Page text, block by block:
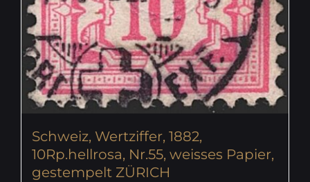
Schweiz, Wertziffer, 1882,
10Rp.hellrosa, Nr.55, weisses Papier,
gestempelt ZÜRICH